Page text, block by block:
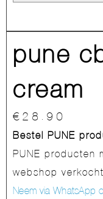
pune
cream
€ 28.90
Bestel PUNE
PUNE producten
webshop
Neem via WhatsApp